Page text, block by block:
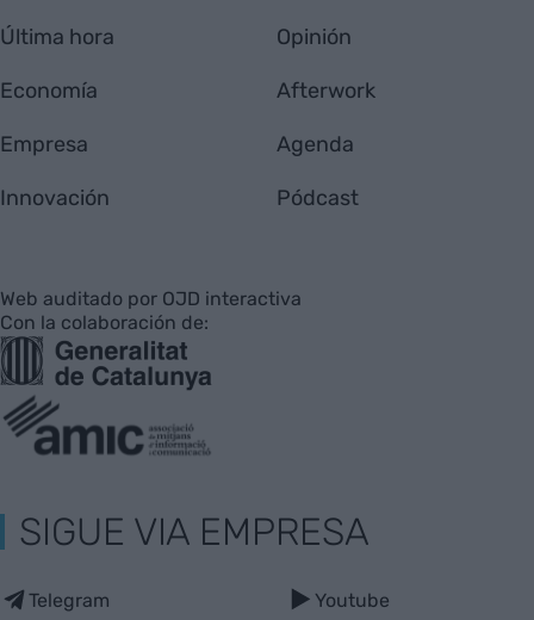
Última hora
Economía
Empresa
Innovación
Opinión
Afterwork
Agenda
Pódcast
Web auditado por OJD interactiva
Con la colaboración de:
SIGUE VIA EMPRESA
Telegram Youtube